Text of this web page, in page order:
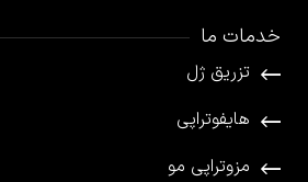
خدمات ما
تزریق ژل
هایفوتراپی
مزوتراپی مو